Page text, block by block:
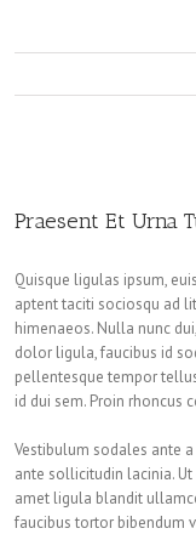
Praesent Et Urna
Quisque ligulas ipsum,
aptent taciti sociosqu ad
himenaeos. Nulla nunc
dolor ligula, faucibus id
pellentesque tempor
id dui sem. Proin rhoncus
Vestibulum sodales ante
ante sollicitudin lacinia.
amet ligula blandit
faucibus tortor bibendum